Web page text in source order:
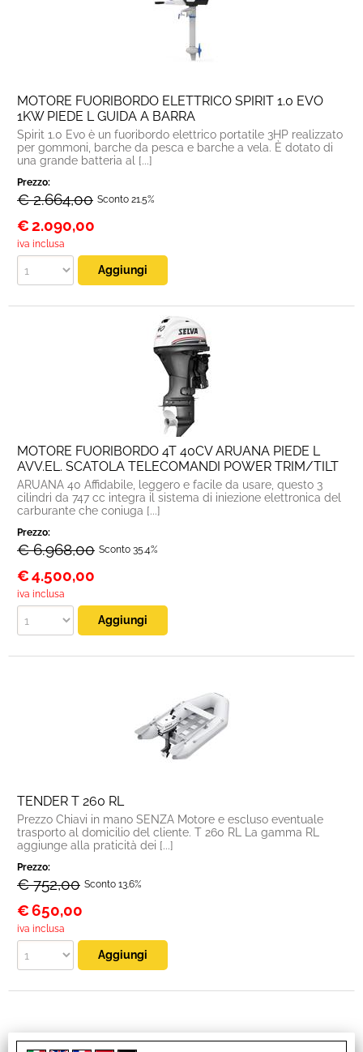
MOTORE FUORIBORDO ELETTRICO SPIRIT 1.0 EVO
1KW PIEDE L GUIDA A BARRA
Spirit 1.0 Evo è un fuoribordo elettrico portatile 3HP realizzato
per gommoni, barche da pesca e barche a vela. È dotato di
una grande batteria al [...]
Prezzo:
€ 2.664,00 Sconto 21.5%
€2.090,00
iva inclusa
MOTORE FUORIBORDO 4T 40CV ARUANA PIEDE L
AVV.EL. SCATOLA TELECOMANDI POWER TRIM/TILT
ARUANA 40 Affidabile, leggero e facile da usare, questo 3
cilindri da 747 cc integra il sistema di iniezione elettronica del
carburante che coniuga [...]
Prezzo:
€ 6.968,00 Sconto 35.4%
€4.500,00
iva inclusa
TENDER T 260 RL
Prezzo Chiavi in mano SENZA Motore e escluso eventuale
trasporto al domicilio del cliente. T 260 RL La gamma RL
aggiunge alla praticità dei [...]
Prezzo:
€ 752,00 Sconto 13.6%
€650,00
iva inclusa